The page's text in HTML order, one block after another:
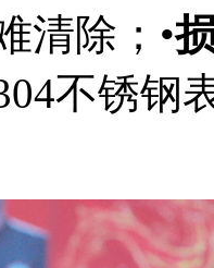
清除；•
不锈钢